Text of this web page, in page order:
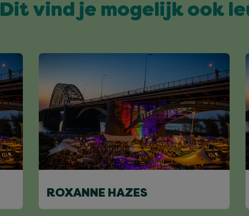
Dit vind je mogelijk ook
ROXANNE HAZES